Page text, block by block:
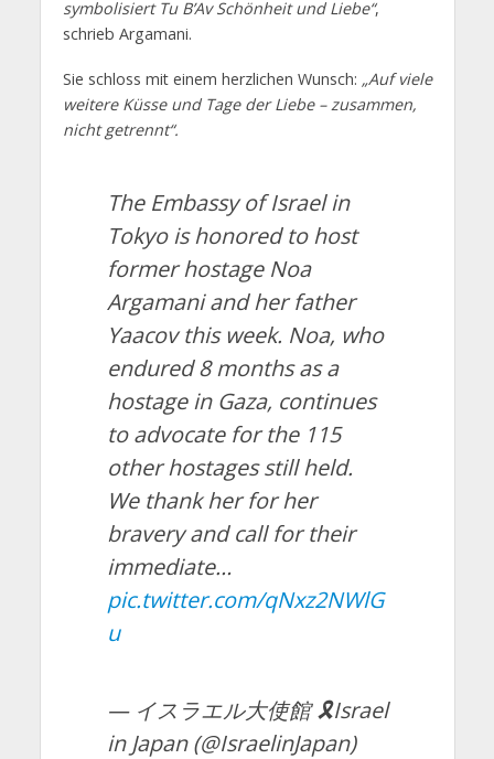
symbolisiert Tu B’Av Schönheit und Liebe“,
schrieb Argamani.
Sie schloss mit einem herzlichen Wunsch: „Auf viele
weitere Küsse und Tage der Liebe – zusammen,
nicht getrennt“.
The Embassy of Israel in
Tokyo is honored to host
former hostage Noa
Argamani and her father
Yaacov this week. Noa, who
endured 8 months as a
hostage in Gaza, continues
to advocate for the 115
other hostages still held.
We thank her for her
bravery and call for their
immediate…
pic.twitter.com/qNxz2NWlG
u
— イスラエル大使館 🎗️Israel
in Japan (@IsraelinJapan)